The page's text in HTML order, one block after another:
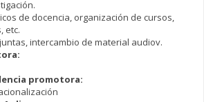
de docencia, organización de cursos,
etc.
intercambio de material audiov.
promotora: